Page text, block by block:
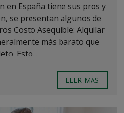
en España tiene sus pros y
se presentan algunos de
Costo Asequible: Alquilar
más barato que
Esto...
LEER MÁS